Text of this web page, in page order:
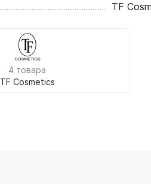
TF
4 товара
TF Cosmetics